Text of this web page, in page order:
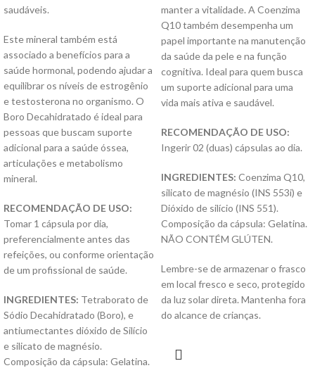
saudáveis.
Este mineral também está
associado a benefícios para a
saúde hormonal, podendo ajudar a
equilibrar os níveis de estrogênio
e testosterona no organismo. O
Boro Decahidratado é ideal para
pessoas que buscam suporte
adicional para a saúde óssea,
articulações e metabolismo
mineral.
RECOMENDAÇÃO DE USO:
Tomar 1 cápsula por dia,
preferencialmente antes das
refeições, ou conforme orientação
de um profissional de saúde.
INGREDIENTES: Tetraborato de
Sódio Decahidratado (Boro), e
antiumectantes dióxido de Silício
e silicato de magnésio.
Composição da cápsula: Gelatina.
manter a vitalidade. A Coenzima
Q10 também desempenha um
papel importante na manutenção
da saúde da pele e na função
cognitiva. Ideal para quem busca
um suporte adicional para uma
vida mais ativa e saudável.
RECOMENDAÇÃO DE USO:
Ingerir 02 (duas) cápsulas ao dia.
INGREDIENTES: Coenzima Q10,
silicato de magnésio (INS 553i) e
Dióxido de silício (INS 551).
Composição da cápsula: Gelatina.
NÃO CONTÉM GLÚTEN.
Lembre-se de armazenar o frasco
em local fresco e seco, protegido
da luz solar direta. Mantenha fora
do alcance de crianças.